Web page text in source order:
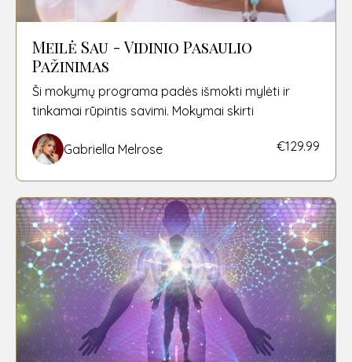
Meilė Sau - Vidinio Pasaulio
Pažinimas
Ši mokymų programa padės išmokti mylėti ir
tinkamai rūpintis savimi. Mokymai skirti
Gabriella Melrose €129.99